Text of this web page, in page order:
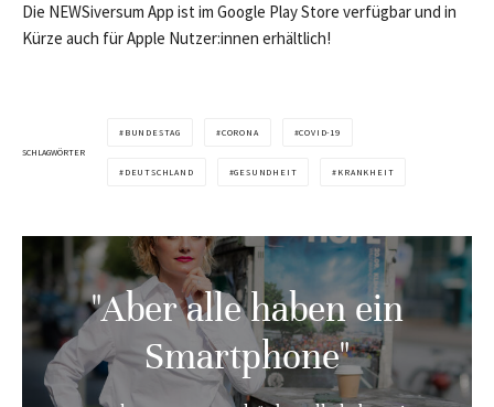
Die NEWSiversum App ist im Google Play Store verfügbar und in
Kürze auch für Apple Nutzer:innen erhältlich!
SCHLAGWÖRTER
BUNDESTAG CORONA COVID-19
DEUTSCHLAND GESUNDHEIT KRANKHEIT
"Aber alle haben ein
Smartphone"